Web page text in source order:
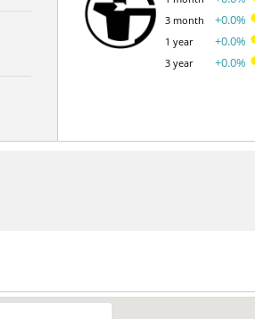
3 month
1 year
3 year
+0.0%
+0.0%
+0.0%